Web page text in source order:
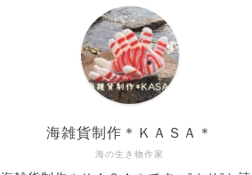
海の生き物作家
海雑貨制作＊ＫＡＳＡ＊